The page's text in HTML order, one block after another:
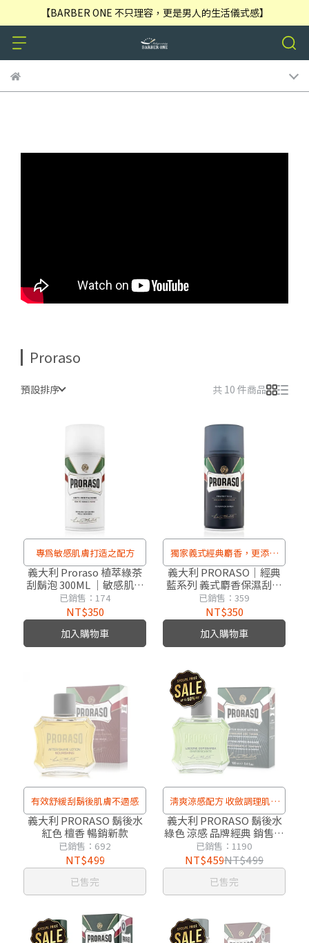
【BARBER ONE 不只理容，更是男人的生活儀式感】
Proraso
預設排序 共 10 件商品
專為敏感肌膚打造之配方
義大利 Proraso 植萃綠茶
刮鬍泡 300ML ｜敏感肌專
用
已銷售：174
NT$350
加入購物車
獨家義式經典麝香，更添男
性自信魅力
義大利 PRORASO｜經典
藍系列 義式麝香保濕刮鬍
泡 300ML
已銷售：359
NT$350
加入購物車
有效舒緩刮鬍後肌膚不適感
義大利 PRORASO 鬍後水
紅色 檀香 暢銷新款
已銷售：692
NT$499
已售完
清爽涼感配方 收斂調理肌膚
毛孔
義大利 PRORASO 鬍後水
綠色 涼感 品牌經典 銷售冠
軍NO.1
已銷售：1190
NT$459NT$499
已售完